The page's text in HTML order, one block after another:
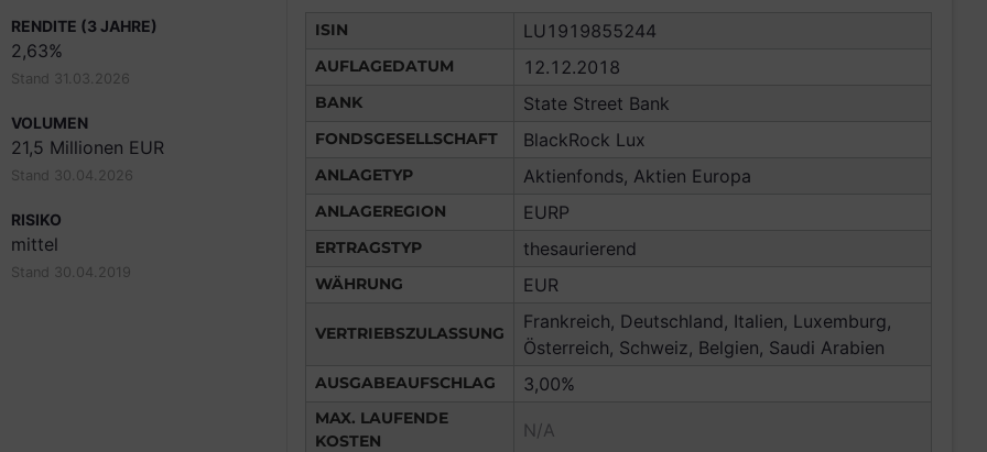
RENDITE (3 JAHRE)
2,63%
Stand 31.03.2026
VOLUMEN
21,5 Millionen EUR
Stand 30.04.2026
RISIKO
mittel
Stand 30.04.2019
ISIN LU1919855244
AUFLAGEDATUM 12.12.2018
BANK State Street Bank
FONDSGESELLSCHAFT BlackRock Lux
ANLAGETYP Aktienfonds, Aktien Europa
ANLAGEREGION EURP
ERTRAGSTYP thesaurierend
WÄHRUNG EUR
VERTRIEBSZULASSUNG
Frankreich, Deutschland, Italien, Luxemburg,
Österreich, Schweiz, Belgien, Saudi Arabien
AUSGABEAUFSCHLAG 3,00%
MAX. LAUFENDE
KOSTEN
N/A